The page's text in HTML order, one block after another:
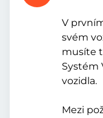
V
svém
musíte
Systém
vozidla.
Mezi